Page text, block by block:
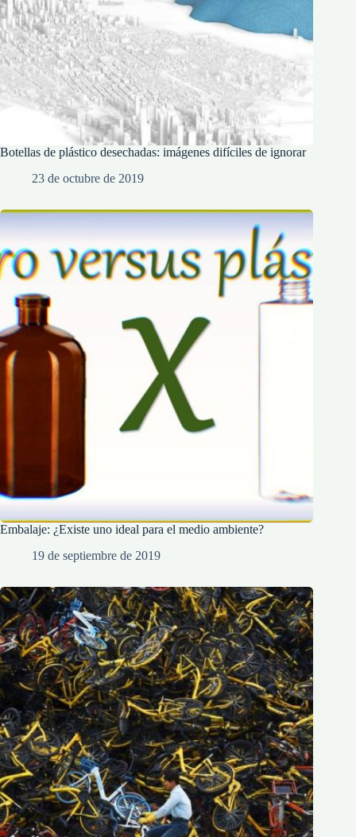
Botellas de plástico desechadas: imágenes difíciles de ignorar
23 de octubre de 2019
Embalaje: ¿Existe uno ideal para el medio ambiente?
19 de septiembre de 2019